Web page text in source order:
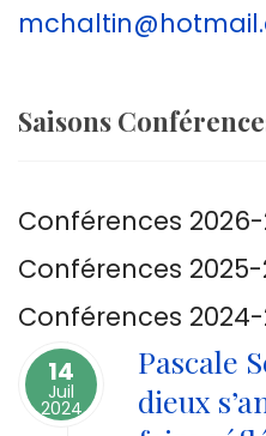
Saisons
Conférences 2026-
Conférences
Conférences
14
Juil
2024
Pascale
dieux